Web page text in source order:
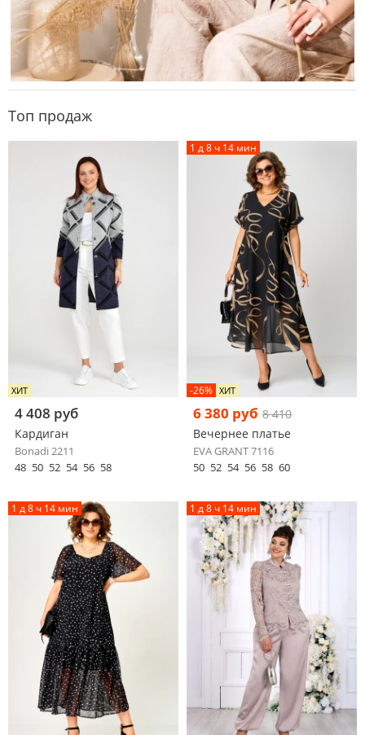
Топ продаж
ХИТ
4 408 руб
Кардиган
Bonadi 2211
48 50 52 54 56 58
1 д 8 ч 14 мин
-26% ХИТ
6 380 руб 8 410
Вечернее платье
EVA GRANT 7116
50 52 54 56 58 60
1 д 8 ч 14 мин 1 д 8 ч 14 мин